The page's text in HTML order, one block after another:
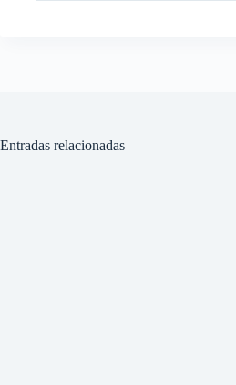
Entradas relacionadas